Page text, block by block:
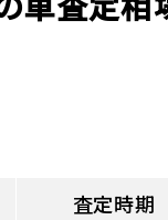
査定時期